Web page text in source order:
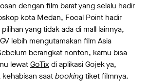
dengan film barat yang selalu hadir
kota Medan, Focal Point hadir
yang tidak ada di mall lainnya,
lebih mengutamakan film Asia
berangkat nonton, kamu bisa
lewatGoTixdi aplikasi Gojek ya,
saatbookingtiket filmnya.